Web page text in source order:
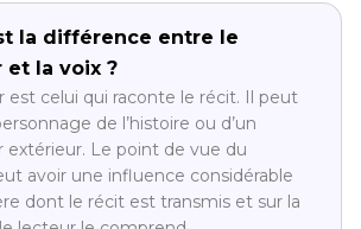
la différence entre le
et la voix ?
est celui qui raconte le récit. Il peut
de l’histoire ou d’un
extérieur. Le point de vue du
avoir une influence considérable
dont le récit est transmis et sur la